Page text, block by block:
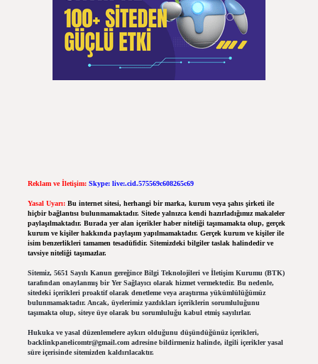
Reklam ve İletişim: Skype: live:.cid.575569c608265c69
Yasal Uyarı: Bu internet sitesi, herhangi bir marka, kurum veya şahıs şirketi ile
hiçbir bağlantısı bulunmamaktadır. Sitede yalnızca kendi hazırladığımız makaleler
paylaşılmaktadır. Burada yer alan içerikler haber niteliği taşımamakta olup, gerçek
kurum ve kişiler hakkında paylaşım yapılmamaktadır. Gerçek kurum ve kişiler ile
isim benzerlikleri tamamen tesadüfidir. Sitemizdeki bilgiler taslak halindedir ve
tavsiye niteliği taşımazlar.
Sitemiz, 5651 Sayılı Kanun gereğince Bilgi Teknolojileri ve İletişim Kurumu (BTK)
tarafından onaylanmış bir Yer Sağlayıcı olarak hizmet vermektedir. Bu nedenle,
sitedeki içerikleri proaktif olarak denetleme veya araştırma yükümlülüğümüz
bulunmamaktadır. Ancak, üyelerimiz yazdıkları içeriklerin sorumluluğunu
taşımakta olup, siteye üye olarak bu sorumluluğu kabul etmiş sayılırlar.
Hukuka ve yasal düzenlemelere aykırı olduğunu düşündüğünüz içerikleri,
backlinkpanelicomtr@gmail.comadresine bildirmeniz halinde, ilgili içerikler yasal
süre içerisinde sitemizden kaldırılacaktır.